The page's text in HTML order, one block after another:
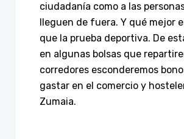
ciudadanía como a las
lleguen de fuera. Y qué mejor
que la prueba deportiva. De
en algunas bolsas que
corredores esconderemos
gastar en el comercio y
Zumaia.